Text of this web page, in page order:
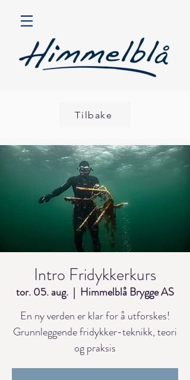
Tilbake
Intro Fridykkerkurs
tor. 05. aug.
  |
Himmelblå Brygge AS
En ny verden er klar for å utforskes!
Grunnleggende fridykker-teknikk, teori
og praksis